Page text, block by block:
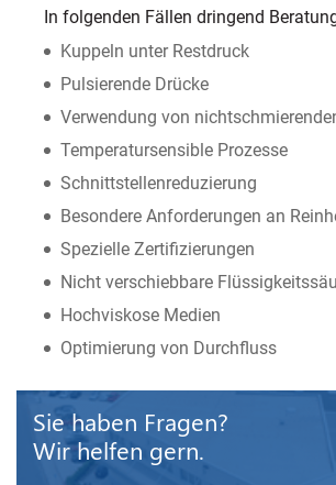
In folgenden Fällen dringend
Kuppeln unter Restdruck
Pulsierende Drücke
Verwendung von
Temperatursensible Prozesse
Schnittstellenreduzierung
Besondere Anforderungen an
Spezielle Zertifizierungen
Nicht verschiebbare
Hochviskose Medien
Optimierung von Durchfluss
Sie haben Fragen?
Wir helfen gern.